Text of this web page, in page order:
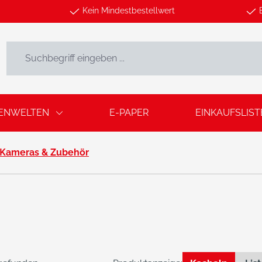
Kein Mindestbestellwert
E-PAPER
Kameras & Zubehör